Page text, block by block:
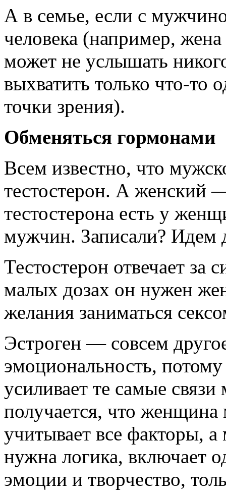
А в семье, если с
человека (например,
может не услышать
выхватить только что-то
точки зрения).
Обменяться гормонами
Всем известно, что
тестостерон. А женский
тестостерона есть у
мужчин. Записали? Идем
Тестостерон отвечает за
малых дозах он нужен
желания заниматься
Эстроген — совсем
эмоциональность,
усиливает те самые
получается, что
учитывает все факторы,
нужна логика, включает
эмоции и творчество,